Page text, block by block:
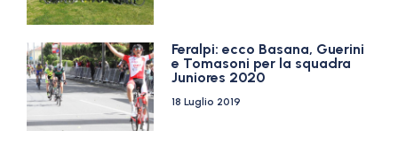
Feralpi: ecco Basana, Guerini
e Tomasoni per la squadra
Juniores 2020
18 Luglio 2019